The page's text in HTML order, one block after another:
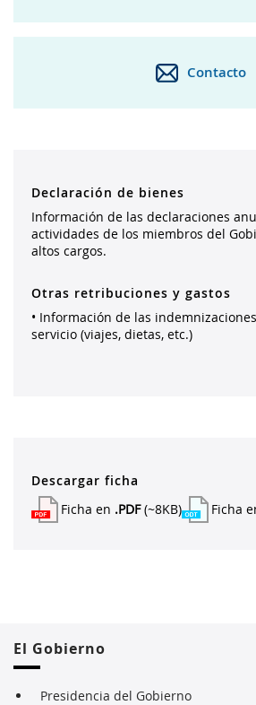
Contacto
Declaración de bienes
Información de las declaraciones
actividades de los miembros del
altos cargos.
Otras retribuciones y gastos
• Información de las
servicio (viajes, dietas, etc.)
Descargar ficha
Ficha en .PDF(~8KB) Ficha
El Gobierno
Presidencia del Gobierno